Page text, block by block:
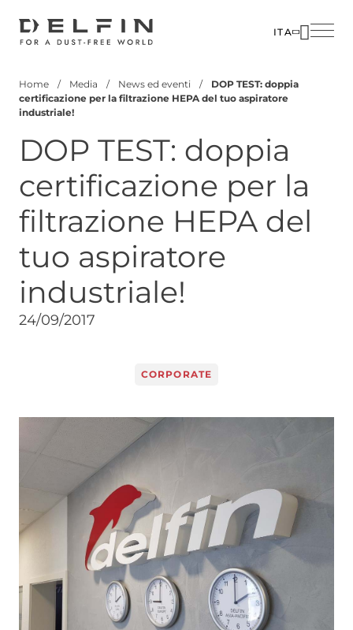
ITA
Briciole
di
pane
Home Media News ed eventi
DOP TEST: doppia
certificazione per la filtrazione HEPA del tuo aspiratore
industriale!
DOP TEST: doppia
certificazione per la
filtrazione HEPA del
tuo aspiratore
industriale!
24/09/2017
CORPORATE